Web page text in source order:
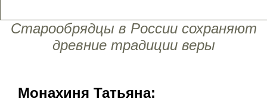
Старообрядцы в России сохраняют
древние традиции веры
Монахиня Татьяна: